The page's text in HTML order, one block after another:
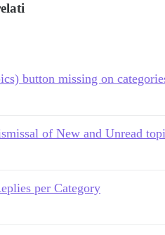
button missing on
of New and Unread
per Category